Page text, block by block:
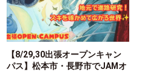
【8/29,30出張オープンキャン
パス】松本市・長野市でJAMオ